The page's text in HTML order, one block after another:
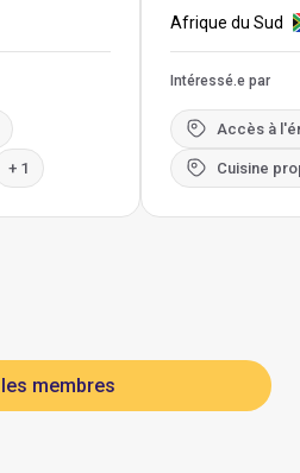
+ 1
Afrique du Sud
Intéressé.e par
Accès à
Cuisine
membres